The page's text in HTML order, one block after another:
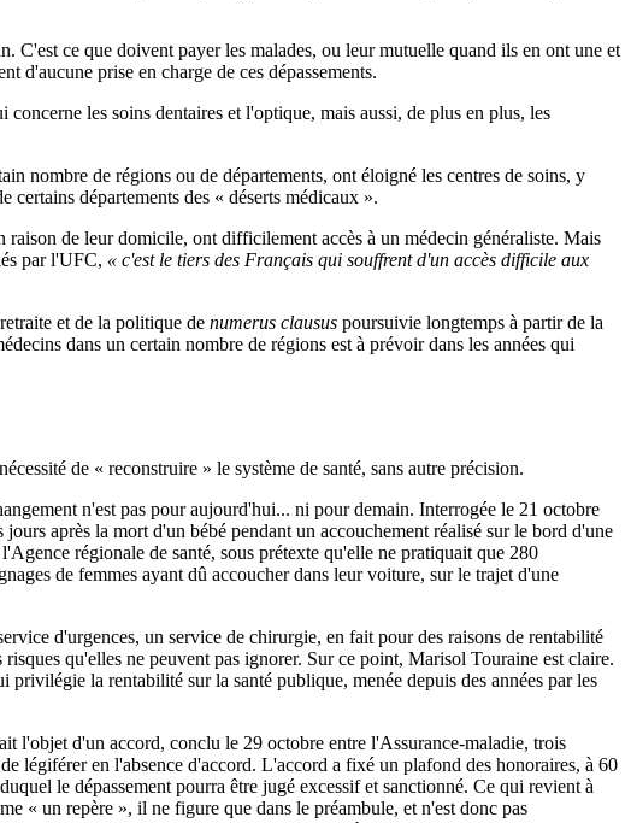
C'est ce que doivent payer les malades, ou leur mutuelle quand ils en ont une et
d'aucune prise en charge de ces dépassements.
les soins dentaires et l'optique, mais aussi, de plus en plus, les
nombre de régions ou de départements, ont éloigné les centres de soins, y
départements des « déserts médicaux ».
de leur domicile, ont difficilement accès à un médecin généraliste. Mais
par l'UFC, « c'est le tiers des Français qui souffrent d'un accès difficile aux
et de la politique de numerus clausus poursuivie longtemps à partir de la
dans un certain nombre de régions est à prévoir dans les années qui
de « reconstruire » le système de santé, sans autre précision.
n'est pas pour aujourd'hui... ni pour demain. Interrogée le 21 octobre
après la mort d'un bébé pendant un accouchement réalisé sur le bord d'une
régionale de santé, sous prétexte qu'elle ne pratiquait que 280
de femmes ayant dû accoucher dans leur voiture, sur le trajet d'une
d'urgences, un service de chirurgie, en fait pour des raisons de rentabilité
qu'elles ne peuvent pas ignorer. Sur ce point, Marisol Touraine est claire.
la rentabilité sur la santé publique, menée depuis des années par les
l'objet d'un accord, conclu le 29 octobre entre l'Assurance-maladie, trois
légiférer en l'absence d'accord. L'accord a fixé un plafond des honoraires, à 60
le dépassement pourra être jugé excessif et sanctionné. Ce qui revient à
« un repère », il ne figure que dans le préambule, et n'est donc pas